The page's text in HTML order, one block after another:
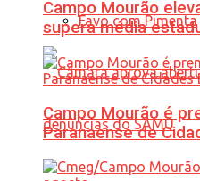
Favo com Pimenta
Campo Mourão
supera média
Campo Mourão é
Paranaense de